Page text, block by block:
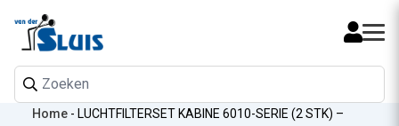
Mijn
Home - LUCHTFILTERSET KABINE 6010-SERIE (2 STK) –